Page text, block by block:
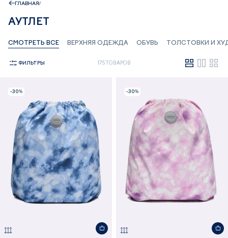
ГЛАВНАЯ
АУТЛЕТ
СМОТРЕТЬ ВСЕ ВЕРХНЯЯ ОДЕЖДА ОБУВЬ ТОЛСТОВКИ И
ФИЛЬТРЫ 175 ТОВАРОВ
-30% -30%